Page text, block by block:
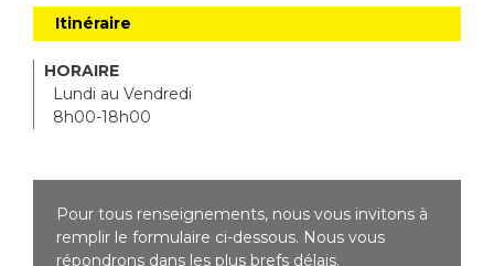
Itinéraire
HORAIRE
Lundi au Vendredi
8h00-18h00
Pour tous renseignements, nous vous invitons à
remplir le formulaire ci-dessous. Nous vous
répondrons dans les plus brefs délais.